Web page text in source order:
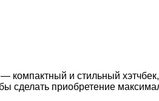
и стильный
сделать приобретение